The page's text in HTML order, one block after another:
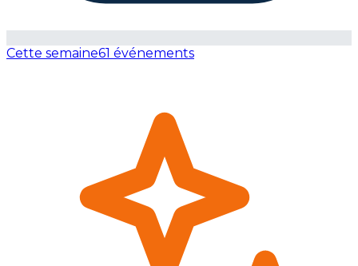
Cette semaine61 événements